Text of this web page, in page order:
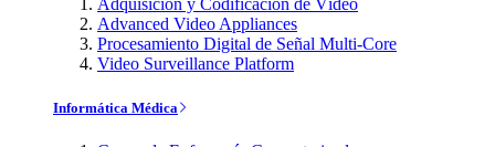
Adquisición y Codificación de Vídeo
Advanced Video Appliances
Procesamiento Digital de Señal Multi-Core
Video Surveillance Platform
Informática Médica